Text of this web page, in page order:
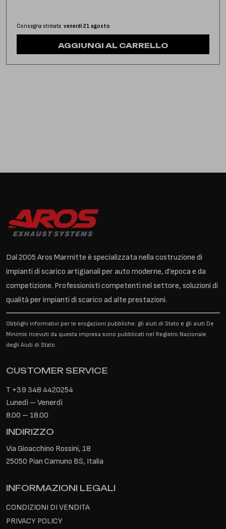
Consegna stimata: venerdì 21 agosto
AGGIUNGI AL CARRELLO
Dal 2005 Aros Marmitte è specializzata nella costruzione di
impianti di scarico artigianali per auto moderne, d’epoca e da
competizione. Professionisti competenti nel settore, soluzioni di
qualità per impianti di scarico ad alte prestazioni.
Obblighi informativi per le erogazioni pubbliche: gli aiuti di Stato e gli aiuti De
Minimis ricevuti da questa impresa sono pubblicati nel Registro Nazionale
degli Aiuti di Stato.
CUSTOMER SERVICE
T +39 348 4420254
Lunedì – Venerdì
8.00 – 18.00
INDIRIZZO
Via Gioacchino Rossini, 18
25050 Pian Camuno BS, Italia
INFORMAZIONI LEGALI
CONDIZIONI DI VENDITA
PRIVACY POLICY